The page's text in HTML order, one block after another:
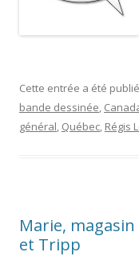
Cette entrée a été
bande dessinée,
général, Québec, Régis
Marie,
et Tripp